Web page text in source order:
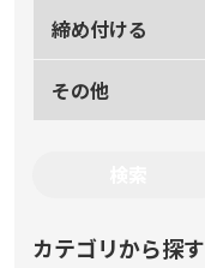
締め付ける
その他
カテゴリから探す